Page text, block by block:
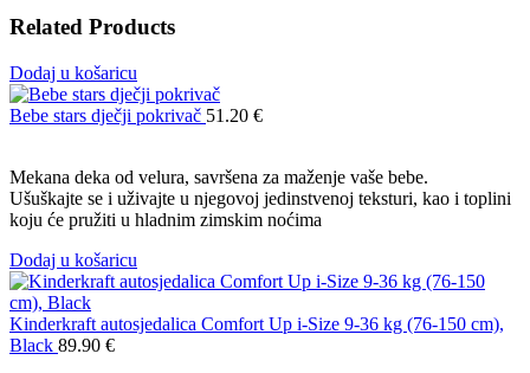
Related Products
Dodaj u košaricu
Bebe stars dječji pokrivač 51.20 €
Mekana deka od velura, savršena za maženje vaše bebe.
Ušuškajte se i uživajte u njegovoj jedinstvenoj teksturi, kao i toplini
koju će pružiti u hladnim zimskim noćima
Dodaj u košaricu
Kinderkraft autosjedalica Comfort Up i-Size 9-36 kg (76-150 cm),
Black 89.90 €